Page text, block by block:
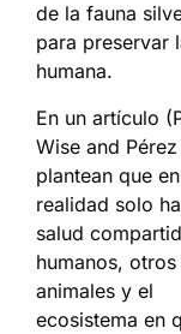
de la fauna
para preservar
humana.
En un artículo
Wise and
plantean que en
realidad solo
salud
humanos, otros
animales y el
ecosistema en